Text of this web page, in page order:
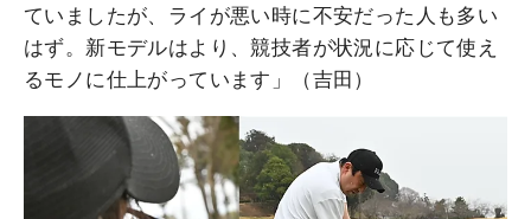
ていましたが、ライが悪い時に不安だった人も多い
はず。新モデルはより、競技者が状況に応じて使え
るモノに仕上がっています」（吉田）